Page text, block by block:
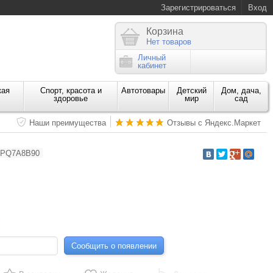
Зарегистрироваться Вход
Корзина
Нет товаров
Личный
кабинет
Спорт, красота и
здоровье
Автотовары
Детский
мир
Дом, дача,
сад
Наши преимущества Отзывы с Яндекс.Маркет
Сообщить о появлении